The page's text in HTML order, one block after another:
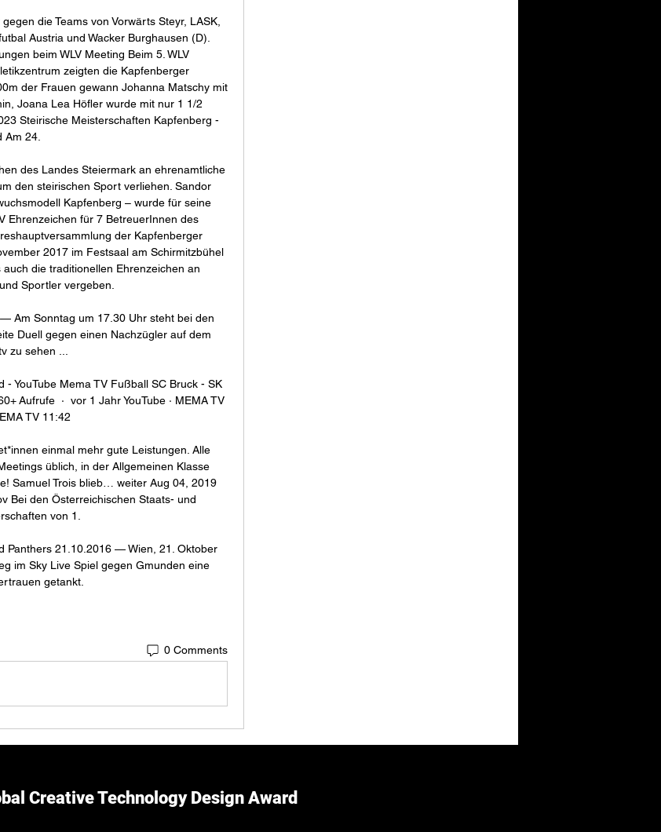
die Teams von Vorwärts Steyr, LASK,
Austria und Wacker Burghausen (D).
beim WLV Meeting Beim 5. WLV
zeigten die Kapfenberger
der Frauen gewann Johanna Matschy mit
Joana Lea Höfler wurde mit nur 1 1/2
Steirische Meisterschaften Kapfenberg -
Am 24.
des Landes Steiermark an ehrenamtliche
den steirischen Sport verliehen. Sandor
Kapfenberg – wurde für seine
Ehrenzeichen für 7 BetreuerInnen des
der Kapfenberger
2017 im Festsaal am Schirmitzbühel
die traditionellen Ehrenzeichen an
Sportler vergeben.
Am Sonntag um 17.30 Uhr steht bei den
Duell gegen einen Nachzügler auf dem
zu sehen ...
YouTube Mema TV Fußball SC Bruck - SK
Aufrufe  ·  vor 1 Jahr YouTube · MEMA TV
TV 11:42
einmal mehr gute Leistungen. Alle
üblich, in der Allgemeinen Klasse
Samuel Trois blieb… weiter Aug 04, 2019
Bei den Österreichischen Staats- und
von 1.
Panthers 21.10.2016 — Wien, 21. Oktober
im Sky Live Spiel gegen Gmunden eine
getankt.
0 Comments
Creative Technology Design Award